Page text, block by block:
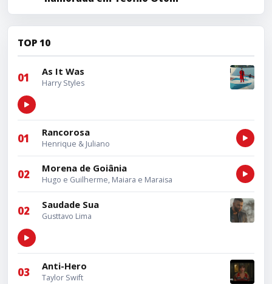
TOP 10
01 As It Was
Harry Styles
01 Rancorosa
Henrique & Juliano
02 Morena de Goiânia
Hugo e Guilherme, Maiara e Maraisa
02 Saudade Sua
Gusttavo Lima
03 Anti-Hero
Taylor Swift